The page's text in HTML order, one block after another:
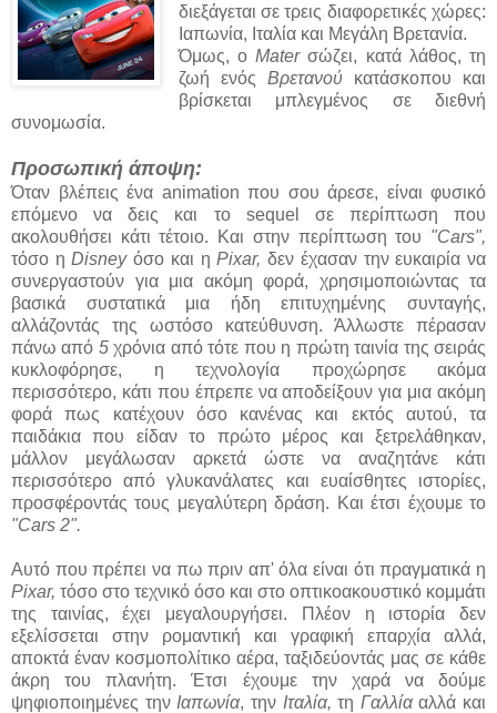
διεξάγεται σε τρεις διαφορετικές χώρες:
Ιαπωνία, Ιταλία και Μεγάλη Βρετανία.
Όμως, οMaterσώζει, κατά λάθος, τη
ζωή ενός Βρετανού κατάσκοπου και
βρίσκεται μπλεγμένος σε διεθνή
συνομωσία.
Προσωπική άποψη:
Όταν βλέπεις ένα animation που σου άρεσε, είναι φυσικό
επόμενο να δεις και το sequel σε περίπτωση που
ακολουθήσει κάτι τέτοιο. Και στην περίπτωση του "Cars",
τόσο ηDisneyόσο και ηPixar, δεν έχασαν την ευκαιρία να
συνεργαστούν για μια ακόμη φορά, χρησιμοποιώντας τα
βασικά συστατικά μια ήδη επιτυχημένης συνταγής,
αλλάζοντάς της ωστόσο κατεύθυνση. Άλλωστε πέρασαν
πάνω από 5χρόνια από τότε που η πρώτη ταινία της σειράς
κυκλοφόρησε, η τεχνολογία προχώρησε ακόμα
περισσότερο, κάτι που έπρεπε να αποδείξουν για μια ακόμη
φορά πως κατέχουν όσο κανένας και εκτός αυτού, τα
παιδάκια που είδαν το πρώτο μέρος και ξετρελάθηκαν,
μάλλον μεγάλωσαν αρκετά ώστε να αναζητάνε κάτι
περισσότερο από γλυκανάλατες και ευαίσθητες ιστορίες,
προσφέροντάς τους μεγαλύτερη δράση. Και έτσι έχουμε το
"Cars 2".
Αυτό που πρέπει να πω πριν απ' όλα είναι ότι πραγματικά η
Pixar, τόσο στο τεχνικό όσο και στο οπτικοακουστικό κομμάτι
της ταινίας, έχει μεγαλουργήσει. Πλέον η ιστορία δεν
εξελίσσεται στην ρομαντική και γραφική επαρχία αλλά,
αποκτά έναν κοσμοπολίτικο αέρα, ταξιδεύοντάς μας σε κάθε
άκρη του πλανήτη. Έτσι έχουμε την χαρά να δούμε
ψηφιοποιημένες την Ιαπωνία, την Ιταλία, τη Γαλλίααλλά και